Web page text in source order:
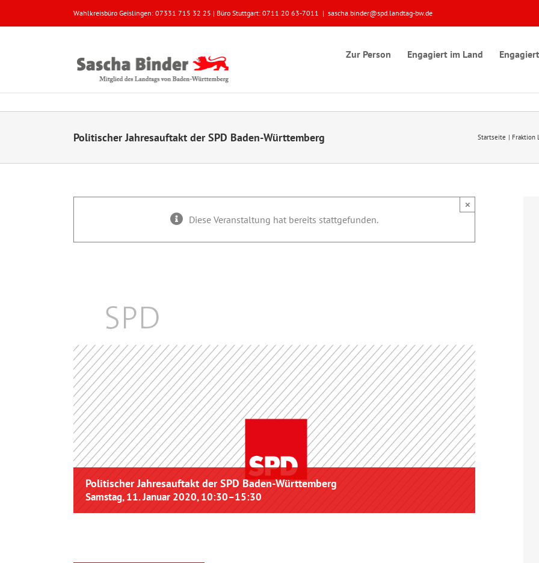
Wahlkreisbüro Geislingen: 07331 715 32 25 | Büro Stuttgart: 0711 20 63-7011 | sascha.binder@spd.landtag-bw.de
Zur Person Engagiert im Land
Politischer Jahresauftakt der SPD Baden-Württemberg Startseite Fraktion
Diese Veranstaltung hat bereits stattgefunden.
×
Politischer Jahresauftakt der SPD Baden-Württemberg
Samstag, 11. Januar 2020, 10:30–15:30